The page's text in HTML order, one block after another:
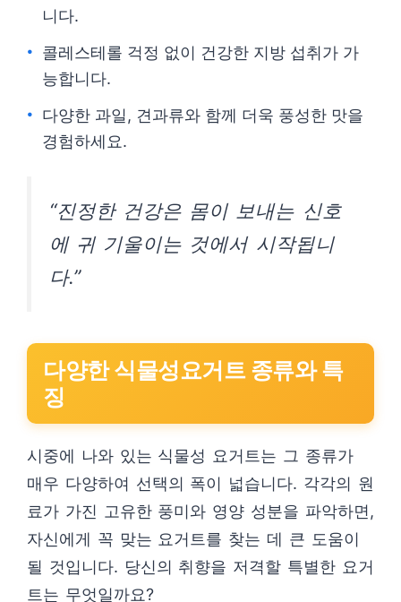
니다.
콜레스테롤 걱정 없이 건강한 지방 섭취가 가
능합니다.
다양한 과일, 견과류와 함께 더욱 풍성한 맛을
경험하세요.
“진정한 건강은 몸이 보내는 신호
에 귀 기울이는 것에서 시작됩니
다.”
다양한 식물성요거트 종류와 특
징
시중에 나와 있는 식물성 요거트는 그 종류가
매우 다양하여 선택의 폭이 넓습니다. 각각의 원
료가 가진 고유한 풍미와 영양 성분을 파악하면,
자신에게 꼭 맞는 요거트를 찾는 데 큰 도움이
될 것입니다. 당신의 취향을 저격할 특별한 요거
트는 무엇일까요?